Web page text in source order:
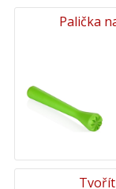
Palička